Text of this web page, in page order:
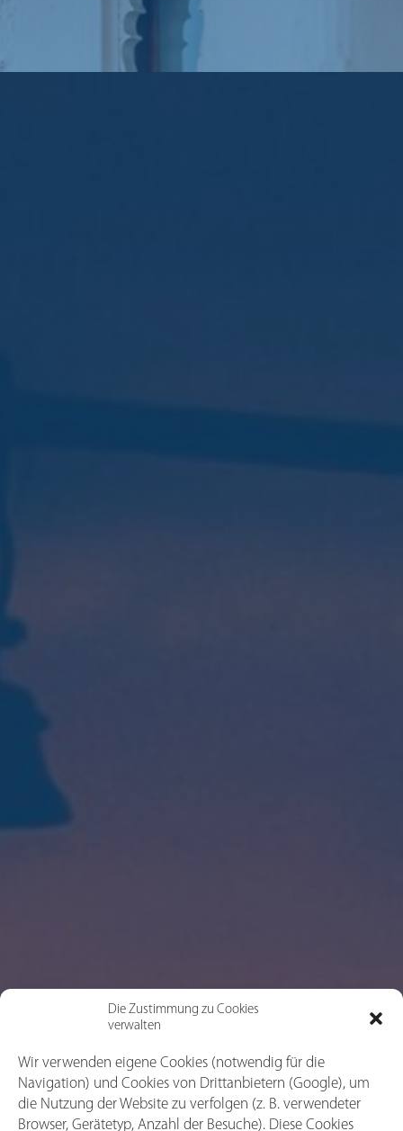
Die Zustimmung zu Cookies
verwalten
Wir verwenden eigene Cookies (notwendig für die
Navigation) und Cookies von Drittanbietern (Google), um
die Nutzung der Website zu verfolgen (z. B. verwendeter
Browser, Gerätetyp, Anzahl der Besuche). Diese Cookies